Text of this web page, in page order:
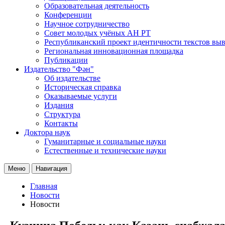
Образовательная деятельность
Конференции
Научное сотрудничество
Совет молодых учёных АН РТ
Республиканский проект идентичности текстов
Региональная инновационная площадка
Публикации
Издательство "Фән"
Об издательстве
Историческая справка
Оказываемые услуги
Издания
Структура
Контакты
Доктора наук
Гуманитарные и социальные науки
Естественные и технические науки
Меню Навигация
Главная
Новости
Новости